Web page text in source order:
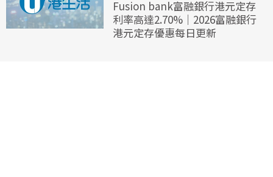
Fusion bank富融銀行港元定存
利率高達2.70%｜2026富融銀行
港元定存優惠每日更新